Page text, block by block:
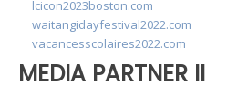
lcicon2023boston.com
waitangidayfestival2022.com
vacancesscolaires2022.com
MEDIA PARTNER II